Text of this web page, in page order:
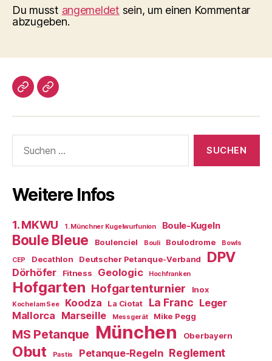
Du musst angemeldet sein, um einen Kommentar
abzugeben.
Impressum/DatSchutz
Beliebte
nach:
Weitere Infos
1. MKWU 1. Münchner Kugelwurfunion Boule-Kugeln
Boule Bleue Boulenciel Bouli Boulodrome Bowls
CEP Decathlon Deutscher Petanque-Verband DPV
Dörhöfer Fitness Geologic Hochfranken
Hofgarten Hofgartenturnier Inox
Kochel am See Koodza La Ciotat La Franc Leger
Mallorca Marseille Messgerät Mike Pegg
MS Petanque München Oberbayern
Obut Pastis Petanque-Regeln Reglement